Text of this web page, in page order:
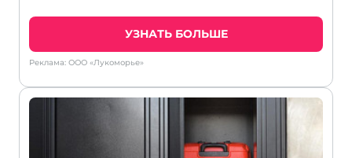
УЗНАТЬ БОЛЬШЕ
Реклама: ООО «Лукоморье»